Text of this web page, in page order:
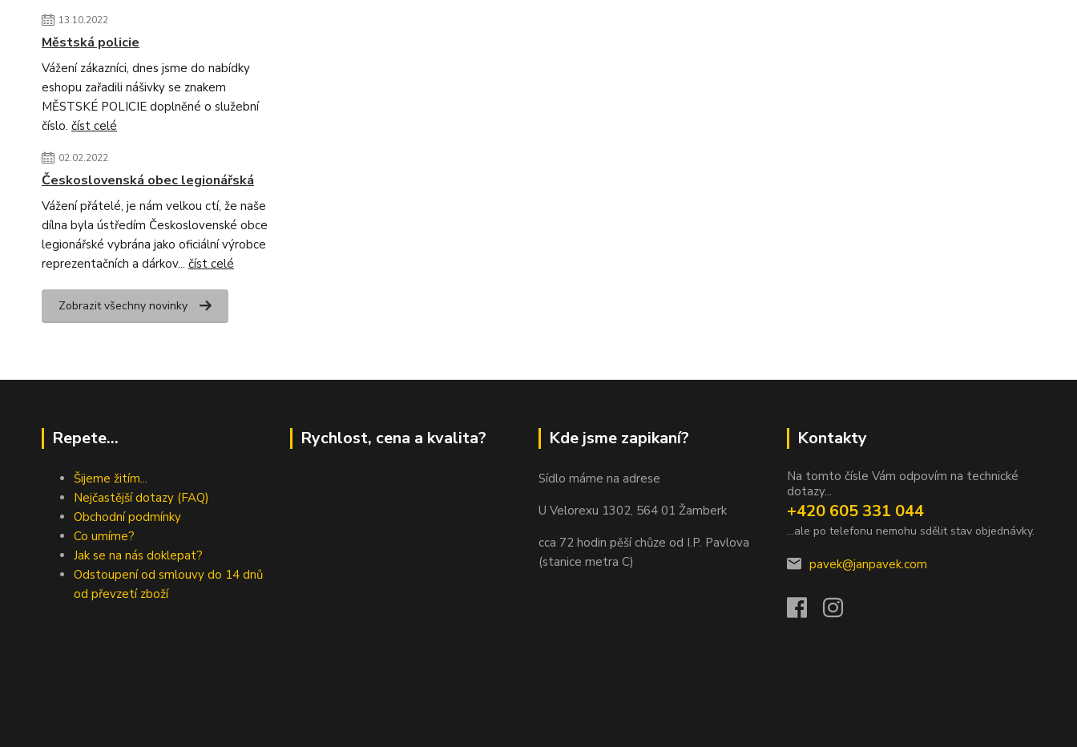
13.10.2022
Městská policie
Vážení zákazníci, dnes jsme do nabídky
eshopu zařadili nášivky se znakem
MĚSTSKÉ POLICIE doplněné o služební
číslo. číst celé
02.02.2022
Československá obec legionářská
Vážení přátelé, je nám velkou ctí, že naše
dílna byla ústředím Československé obce
legionářské vybrána jako oficiální výrobce
reprezentačních a dárkov... číst celé
Zobrazit všechny novinky
Repete...
Šijeme žitím...
Nejčastější dotazy (FAQ)
Obchodní podmínky
Co umíme?
Jak se na nás doklepat?
Odstoupení od smlouvy do 14 dnů
od převzetí zboží
Rychlost, cena a kvalita? Kde jsme zapikaní?
Sídlo máme na adrese
U Velorexu 1302, 564 01 Žamberk
cca 72 hodin pěší chůze od I.P. Pavlova
(stanice metra C)
Kontakty
Na tomto čísle Vám odpovím na technické
dotazy...
+420 605 331 044
...ale po telefonu nemohu sdělit stav objednávky.
pavek@janpavek.com